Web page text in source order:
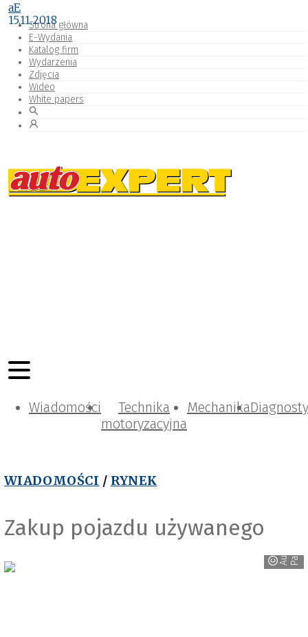
Strona główna
E-Wydania
Katalog firm
Wydarzenia
Zdjęcia
Wideo
White papers
Wiadomości
Technika
motoryzacyjna
Mechanika
WIADOMOŚCI / RYNEK
Zakup pojazdu używanego
A
u
t
o
P
a
r
t
n
er
aE
15.11.2018